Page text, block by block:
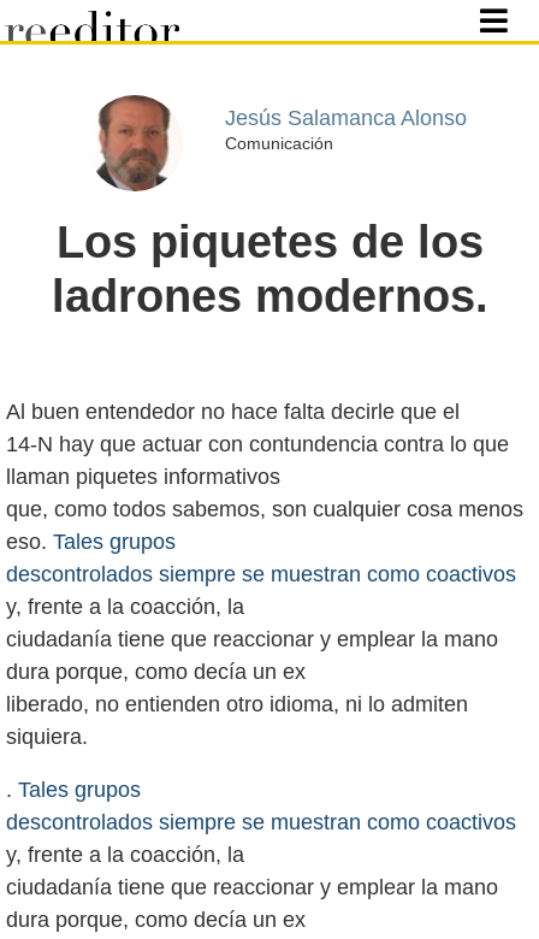
Jesús Salamanca Alonso
Comunicación
Los piquetes de los
ladrones modernos.
Al buen entendedor no hace falta decirle que el
14-N hay que actuar con contundencia contra lo que
llaman piquetes informativos
que, como todos sabemos, son cualquier cosa menos
eso. Tales grupos
descontrolados siempre se muestran como coactivos
y, frente a la coacción, la
ciudadanía tiene que reaccionar y emplear la mano
dura porque, como decía un ex
liberado, no entienden otro idioma, ni lo admiten
. Tales grupos
descontrolados siempre se muestran como coactivos
y, frente a la coacción, la
ciudadanía tiene que reaccionar y emplear la mano
dura porque, como decía un ex